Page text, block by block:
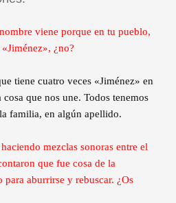
viene porque en tu pueblo,
¿no?
tiene cuatro veces «Jiménez» en
que nos une. Todos tenemos
familia, en algún apellido.
mezclas sonoras entre el
que fue cosa de la
aburrirse y rebuscar. ¿Os